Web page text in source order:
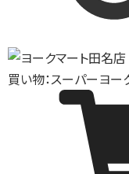
買い物：スーパーヨー